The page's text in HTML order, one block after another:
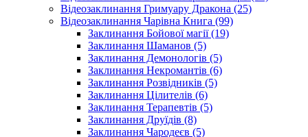
Відеозаклинання Гримуару Дракона (25)
Відеозаклинання Чарівна Книга (99)
Заклинання Бойової магії (19)
Заклинання Шаманов (5)
Заклинання Демонологів (5)
Заклинання Некромантів (6)
Заклинання Розвідників (5)
Заклинання Цілителів (6)
Заклинання Терапевтів (5)
Заклинання Друїдів (8)
Заклинання Чародеєв (5)